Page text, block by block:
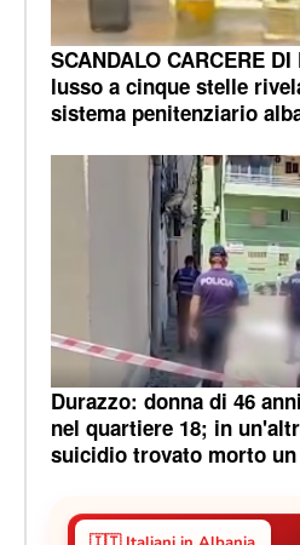
SCANDALO CARCERE
lusso a cinque stelle
sistema penitenziario
Durazzo: donna di 46
nel quartiere 18; in
suicidio trovato morto